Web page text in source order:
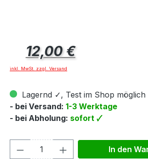
Regulärer Preis:
12,00 €
inkl. MwSt. zzgl. Versand
Lagernd ✓, Test im Shop
- bei Versand: 1-3 Werktage
- bei Abholung: sofort 🗸
Produkt Anzahl: Gib den
In den